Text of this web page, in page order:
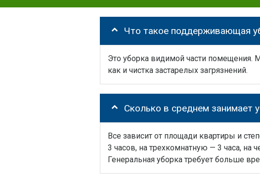
Что такое поддерживающая
Это уборка видимой части помещения.
как и чистка застарелых загрязнений.
Сколько в среднем занимает
Все зависит от площади квартиры и
3 часов, на трехкомнатную — 3 часа, на
Генеральная уборка требует больше